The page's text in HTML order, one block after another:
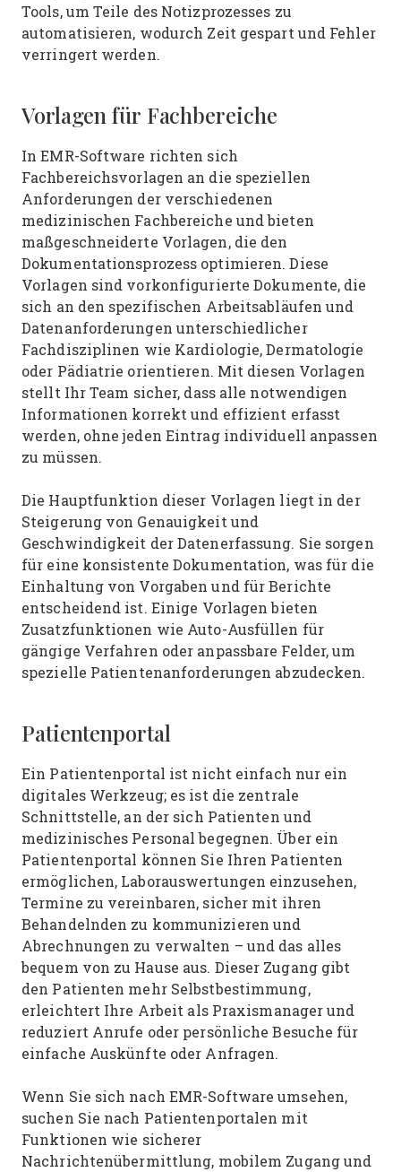
Tools, um Teile des Notizprozesses zu
automatisieren, wodurch Zeit gespart und Fehler
verringert werden.
Vorlagen für Fachbereiche
In EMR-Software richten sich
Fachbereichsvorlagen an die speziellen
Anforderungen der verschiedenen
medizinischen Fachbereiche und bieten
maßgeschneiderte Vorlagen, die den
Dokumentationsprozess optimieren. Diese
Vorlagen sind vorkonfigurierte Dokumente, die
sich an den spezifischen Arbeitsabläufen und
Datenanforderungen unterschiedlicher
Fachdisziplinen wie Kardiologie, Dermatologie
oder Pädiatrie orientieren. Mit diesen Vorlagen
stellt Ihr Team sicher, dass alle notwendigen
Informationen korrekt und effizient erfasst
werden, ohne jeden Eintrag individuell anpassen
zu müssen.
Die Hauptfunktion dieser Vorlagen liegt in der
Steigerung von Genauigkeit und
Geschwindigkeit der Datenerfassung. Sie sorgen
für eine konsistente Dokumentation, was für die
Einhaltung von Vorgaben und für Berichte
entscheidend ist. Einige Vorlagen bieten
Zusatzfunktionen wie Auto-Ausfüllen für
gängige Verfahren oder anpassbare Felder, um
spezielle Patientenanforderungen abzudecken.
Patientenportal
Ein Patientenportal ist nicht einfach nur ein
digitales Werkzeug; es ist die zentrale
Schnittstelle, an der sich Patienten und
medizinisches Personal begegnen. Über ein
Patientenportal können Sie Ihren Patienten
ermöglichen, Laborauswertungen einzusehen,
Termine zu vereinbaren, sicher mit ihren
Behandelnden zu kommunizieren und
Abrechnungen zu verwalten – und das alles
bequem von zu Hause aus. Dieser Zugang gibt
den Patienten mehr Selbstbestimmung,
erleichtert Ihre Arbeit als Praxismanager und
reduziert Anrufe oder persönliche Besuche für
einfache Auskünfte oder Anfragen.
Wenn Sie sich nach EMR-Software umsehen,
suchen Sie nach Patientenportalen mit
Funktionen wie sicherer
Nachrichtenübermittlung, mobilem Zugang und